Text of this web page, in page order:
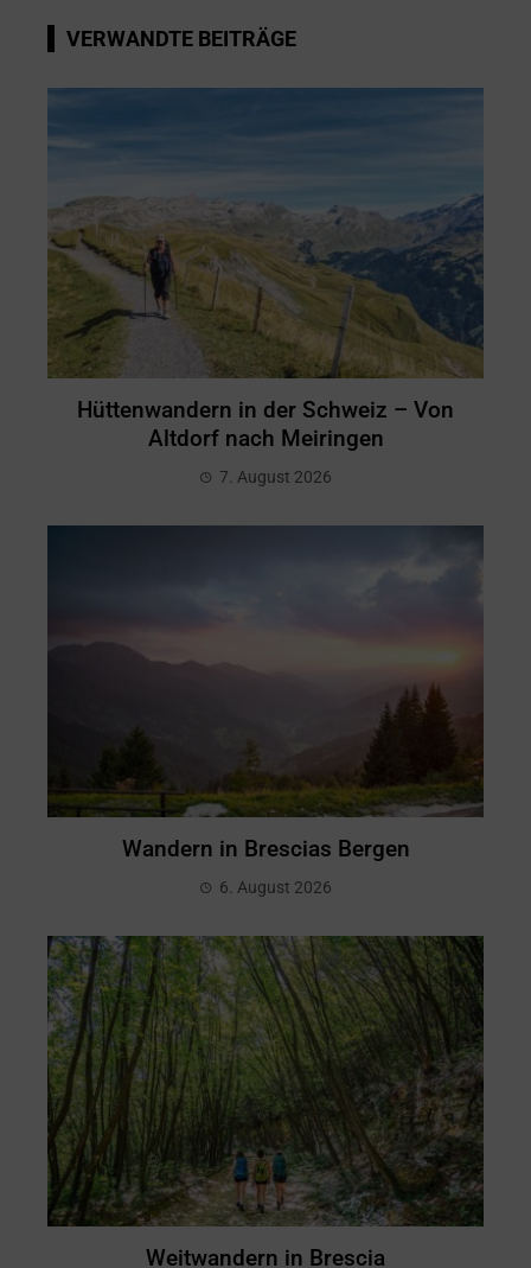
VERWANDTE BEITRÄGE
Hüttenwandern in der Schweiz – Von
Altdorf nach Meiringen
7. August 2026
Wandern in Brescias Bergen
6. August 2026
Weitwandern in Brescia